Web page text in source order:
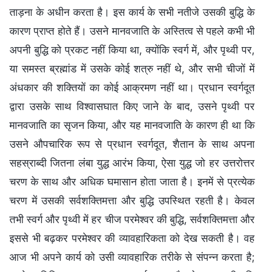
ताड़ना के अधीन करता है। इस कार्य के सभी नतीजे उसकी बुद्धि के
कारण प्राप्त होते हैं। उसने मानवजाति के अस्तित्व से पहले कभी भी
अपनी बुद्धि को प्रकट नहीं किया था, क्योंकि स्वर्ग में, और पृथ्वी पर,
या समस्त ब्रह्मांड में उसके कोई शत्रु नहीं थे, और सभी चीजों में
अंधकार की शक्तियों का कोई आक्रमण नहीं था। प्रधान स्वर्गदूत
द्वारा उसके साथ विश्वासघात किए जाने के बाद, उसने पृथ्वी पर
मानवजाति का सृजन किया, और यह मानवजाति के कारण ही था कि
उसने औपचारिक रूप से प्रधान स्वर्गदूत, शैतान के साथ अपना
सहस्राब्दी जितना लंबा युद्ध आरंभ किया, ऐसा युद्ध जो हर उत्तरोत्तर
चरण के साथ और अधिक घमासान होता जाता है। इनमें से प्रत्येक
चरण में उसकी सर्वशक्तिमत्ता और बुद्धि उपस्थित रहती है। केवल
तभी स्वर्ग और पृथ्वी में हर चीज परमेश्वर की बुद्धि, सर्वशक्तिमत्ता और
इससे भी बढ़कर परमेश्वर की व्यावहारिकता को देख सकती है। वह
आज भी अपने कार्य को उसी व्यावहारिक तरीके से संपन्न करता है;